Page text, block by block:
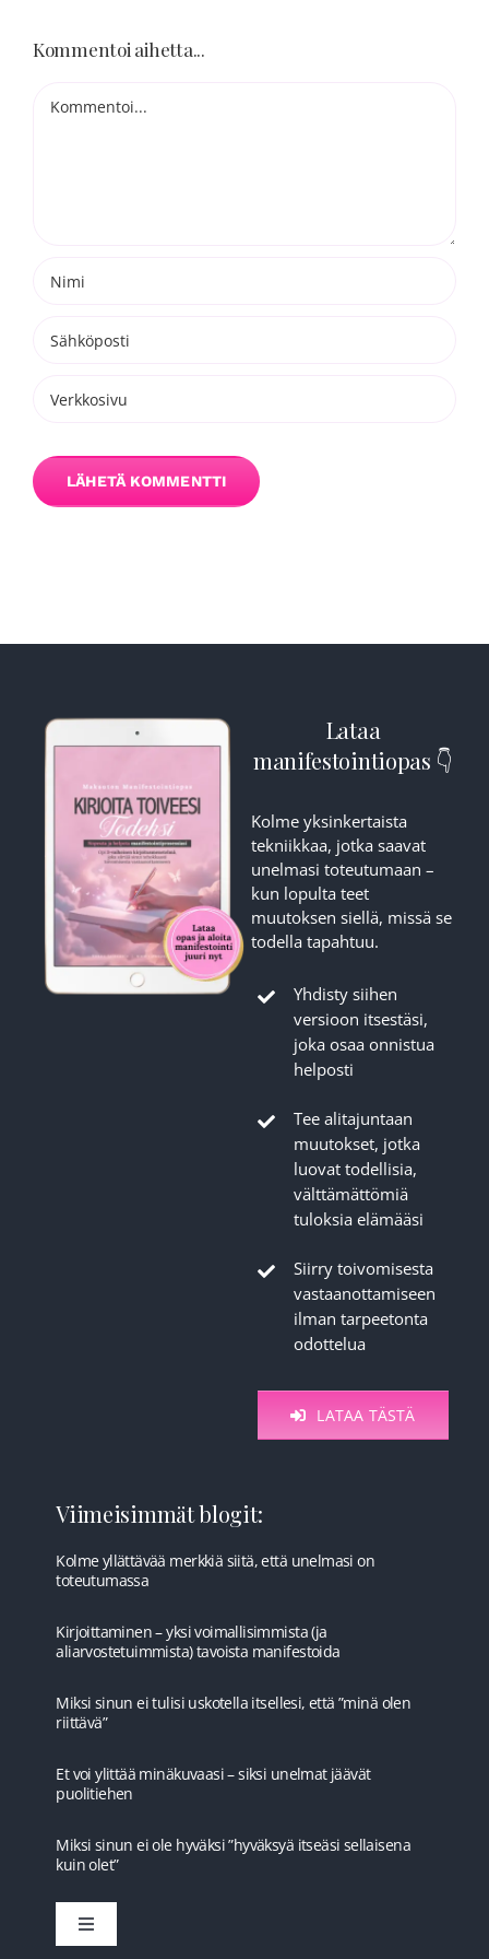
Kommentoi aihetta...
Lataa
manifestointiopas 👇
Kolme yksinkertaista
tekniikkaa, jotka saavat
unelmasi toteutumaan –
kun lopulta teet
muutoksen siellä, missä se
todella tapahtuu.
Yhdisty siihen
versioon itsestäsi,
joka osaa onnistua
helposti
Tee alitajuntaan
muutokset, jotka
luovat todellisia,
välttämättömiä
tuloksia elämääsi
Siirry toivomisesta
vastaanottamiseen
ilman tarpeetonta
odottelua
LATAA TÄSTÄ
Viimeisimmät blogit:
Kolme yllättävää merkkiä siitä, että unelmasi on
toteutumassa
Kirjoittaminen – yksi voimallisimmista (ja
aliarvostetuimmista) tavoista manifestoida
Miksi sinun ei tulisi uskotella itsellesi, että ”minä olen
riittävä”
Et voi ylittää minäkuvaasi – siksi unelmat jäävät
puolitiehen
Miksi sinun ei ole hyväksi ”hyväksyä itseäsi sellaisena
kuin olet”
Toggle